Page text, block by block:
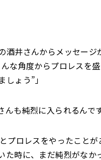
酒井さんからメッセー
な角度からプロレスを
ょう”」
んも純烈に入られるんで
プロレスをやったこと
た時に、まだ純烈がなか